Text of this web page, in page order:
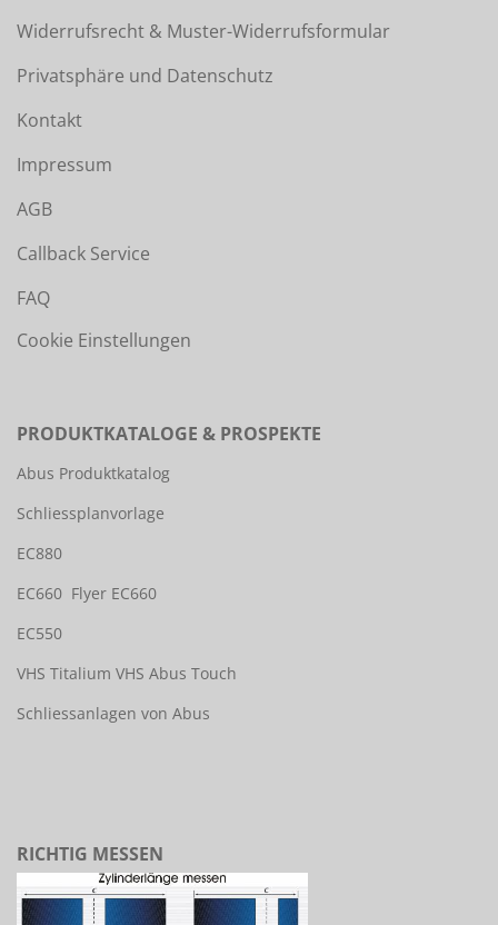
Widerrufsrecht & Muster-Widerrufsformular
Privatsphäre und Datenschutz
Kontakt
Impressum
AGB
Callback Service
FAQ
Cookie Einstellungen
PRODUKTKATALOGE & PROSPEKTE
Abus Produktkatalog
Schliessplanvorlage
EC880
EC660 Flyer EC660
EC550
VHS Titalium VHS Abus Touch
Schliessanlagen von Abus
RICHTIG MESSEN